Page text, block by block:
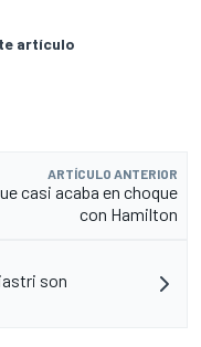
artículo
ARTÍCULO ANTERIOR
casi acaba en choque
con Hamilton
son